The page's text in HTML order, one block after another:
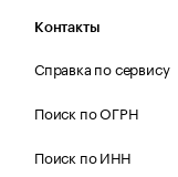
Контакты
Справка по сервису
Поиск по ОГРН
Поиск по ИНН